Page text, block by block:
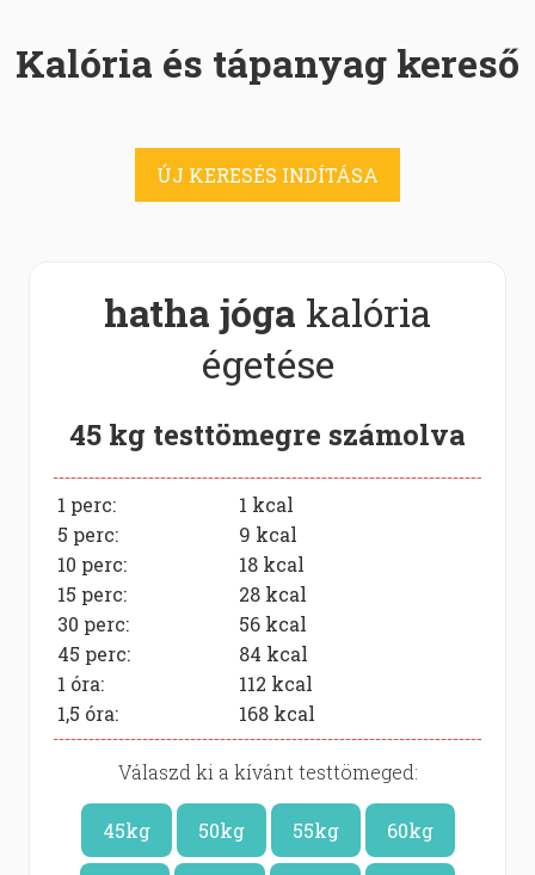
Kalória és tápanyag kereső
ÚJ KERESÉS INDÍTÁSA
hatha jóga kalória
égetése
45 kg testtömegre számolva
1 perc: 1 kcal
5 perc:
9 kcal
10 perc:
18 kcal
15 perc:
28 kcal
30 perc:
56 kcal
45 perc:
84 kcal
1 óra:
112 kcal
1,5 óra:
168 kcal
Válaszd ki a kívánt testtömeged:
45kg 50kg 55kg 60kg